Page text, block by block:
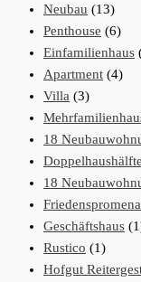
Neubau (13)
Penthouse (6)
Einfamilienhaus
Apartment (4)
Villa (3)
18
Doppelhaushälfte
18
Geschäftshaus
Rustico (1)
Hofgut